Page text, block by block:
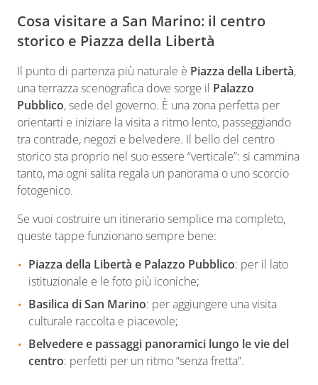
Cosa visitare a San Marino: il centro
storico e Piazza della Libertà
Il punto di partenza più naturale è Piazza della Libertà,
una terrazza scenografica dove sorge il Palazzo
Pubblico, sede del governo. È una zona perfetta per
orientarti e iniziare la visita a ritmo lento, passeggiando
tra contrade, negozi e belvedere. Il bello del centro
storico sta proprio nel suo essere “verticale”: si cammina
tanto, ma ogni salita regala un panorama o uno scorcio
fotogenico.
Se vuoi costruire un itinerario semplice ma completo,
queste tappe funzionano sempre bene:
Piazza della Libertà e Palazzo Pubblico: per il lato
istituzionale e le foto più iconiche;
Basilica di San Marino: per aggiungere una visita
culturale raccolta e piacevole;
Belvedere e passaggi panoramici lungo le vie del
centro: perfetti per un ritmo “senza fretta”.